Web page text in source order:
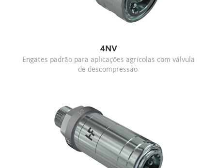
4NV
Engates padrão para aplicações agrícolas com válvula
de descompressão